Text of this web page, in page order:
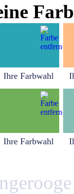
Ihre Farbwahl
Ihre Farbwahl